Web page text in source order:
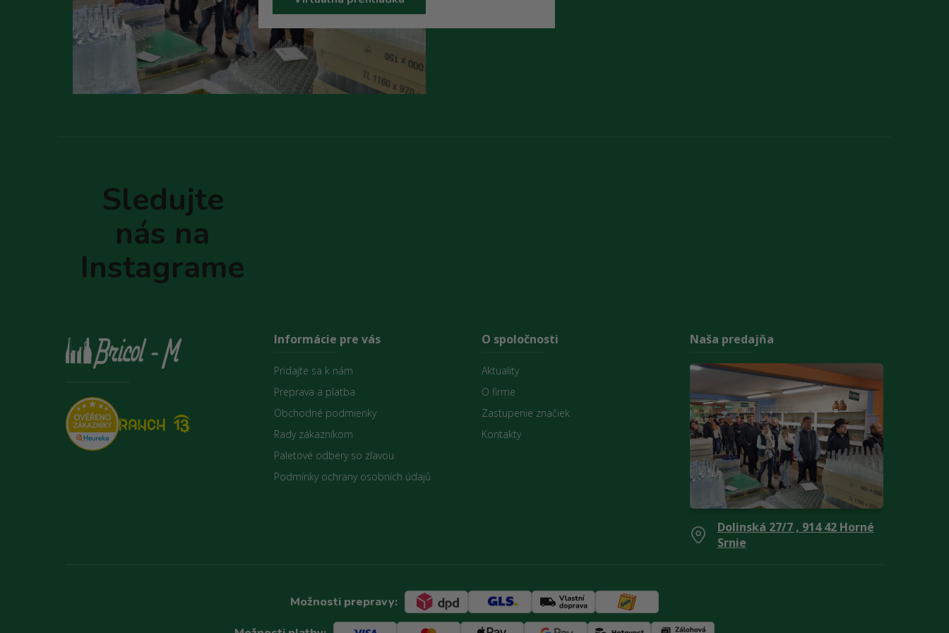
Sledujte
nás na
Instagrame
Informácie pre vás
Pridajte sa k nám
Preprava a platba
Obchodné podmienky
Rady zákazníkom
Paletové odbery so zľavou
Podmínky ochrany osobních údajů
O spoločnosti
Aktuality
O firme
Zastupenie značiek
Kontakty
Naša predajňa
Dolinská 27/7 , 914 42 Horné
Srnie
Možnosti prepravy: